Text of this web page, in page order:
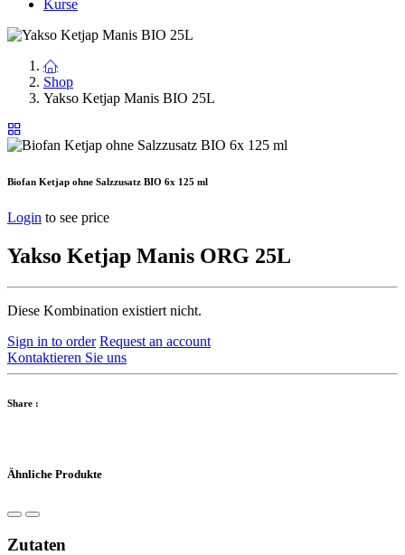
Kurse
Shop
Yakso Ketjap Manis BIO 25L
Biofan Ketjap ohne Salzzusatz BIO 6x 125 ml
Login to see price
Yakso Ketjap Manis ORG 25L
Diese Kombination existiert nicht.
Sign in to order Request an account
Kontaktieren Sie uns
Share :
Ähnliche Produkte
Zutaten